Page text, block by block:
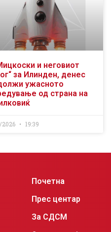
и неговиот
за Илинден, денес
ужасното
од страна на
19:39
Почетна
Прес центар
За СДСМ